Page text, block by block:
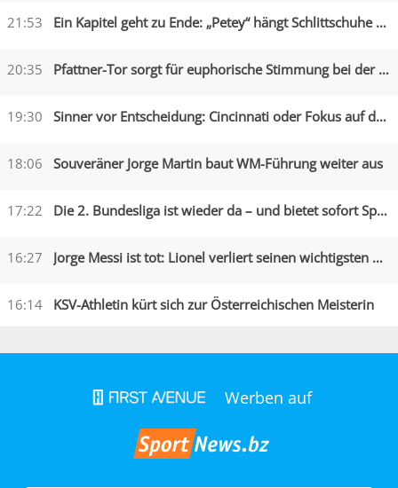
21:53 Ein Kapitel geht zu Ende: „Petey“ hängt Schlittschuhe an den Nagel
20:35 Pfattner-Tor sorgt für euphorische Stimmung bei der Austria
19:30 Sinner vor Entscheidung: Cincinnati oder Fokus auf die US Open?
18:06 Souveräner Jorge Martin baut WM-Führung weiter aus
17:22 Die 2. Bundesliga ist wieder da – und bietet sofort Spektakel
16:27 Jorge Messi ist tot: Lionel verliert seinen wichtigsten Begleiter
16:14 KSV-Athletin kürt sich zur Österreichischen Meisterin
Werben auf